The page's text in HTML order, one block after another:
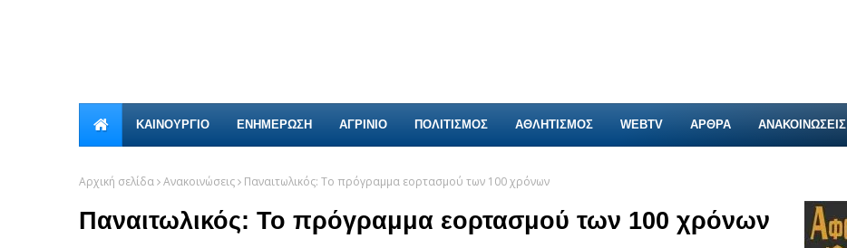
ΚΑΙΝΟΎΡΓΙΟ ΕΝΗΜΕΡΩΣΗ ΑΓΡΙΝΙΟ ΠΟΛΙΤΙΣΜΟΣ ΑΘΛΗΤΙΣΜΟΣ WEBTV ΑΡΘΡΑ ΑΝΑΚΟΙΝΩΣΕΙΣ
Αρχική σελίδα Ανακοινώσεις Παναιτωλικός: Το πρόγραμμα εορτασμού των 100 χρόνων
Παναιτωλικός: Το πρόγραμμα εορτασμού των 100 χρόνων